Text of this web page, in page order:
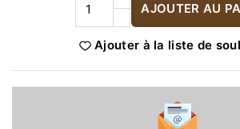
AJOUTER AU
Ajouter à la liste de